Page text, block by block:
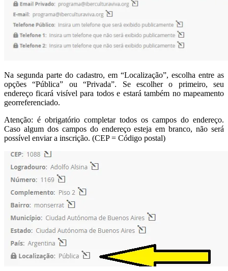
Na segunda parte do cadastro, em “Localização”, escolha entre as
opções “Pública” ou “Privada”. Se escolher o primeiro, seu
endereço ficará visível para todos e estará também no mapeamento
georreferenciado.
Atenção: é obrigatório completar todos os campos do endereço.
Caso algum dos campos do endereço esteja em branco, não será
possível enviar a inscrição. (CEP = Código postal)